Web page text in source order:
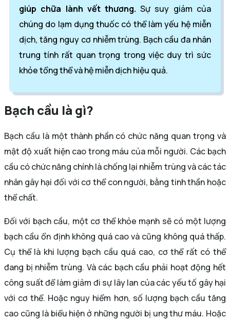
giúp chữa lành vết thương. Sự suy giảm của
chúng do lạm dụng thuốc có thể làm yếu hệ miễn
dịch, tăng nguy cơ nhiễm trùng. Bạch cầu đa nhân
trung tính rất quan trọng trong việc duy trì sức
khỏe tổng thể và hệ miễn dịch hiệu quả.
Bạch cầu là gì?
Bạch cầu là một thành phần có chức năng quan trọng và
mật độ xuất hiện cao trong máu của mỗi người. Các bạch
cầu có chức năng chính là chống lại nhiễm trùng và các tác
nhân gây hại đối với cơ thể con người, bằng tinh thần hoặc
thể chất.
Đối với bạch cầu, một cơ thể khỏe mạnh sẽ có một lượng
bạch cầu ổn định không quá cao và cũng không quá thấp.
Cụ thể là khi lượng bạch cầu quá cao, cơ thể rất có thể
đang bị nhiễm trùng. Và các bạch cầu phải hoạt động hết
công suất để làm giảm đi sự lây lan của các yếu tố gây hại
với cơ thể. Hoặc nguy hiểm hơn, số lượng bạch cầu tăng
cao cũng là biểu hiện ở những người bị ung thư máu. Hoặc